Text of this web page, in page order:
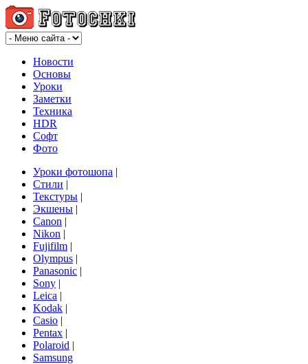
Новости
Основы
Уроки
Заметки
Техника
HDR
Софт
Фото
Уроки фотошопа |
Стили |
Текстуры |
Экшены |
Canon |
Nikon |
Fujifilm |
Olympus |
Panasonic |
Sony |
Leica |
Kodak |
Casio |
Pentax |
Polaroid |
Samsung